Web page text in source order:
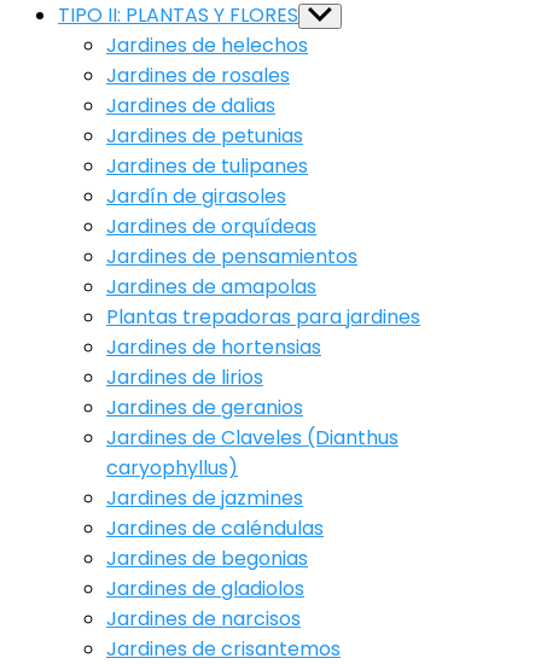
TIPO II: PLANTAS Y FLORES Show
sub
menu
Jardines de helechos
Jardines de rosales
Jardines de dalias
Jardines de petunias
Jardines de tulipanes
Jardín de girasoles
Jardines de orquídeas
Jardines de pensamientos
Jardines de amapolas
Plantas trepadoras para jardines
Jardines de hortensias
Jardines de lirios
Jardines de geranios
Jardines de Claveles (Dianthus
caryophyllus)
Jardines de jazmines
Jardines de caléndulas
Jardines de begonias
Jardines de gladiolos
Jardines de narcisos
Jardines de crisantemos